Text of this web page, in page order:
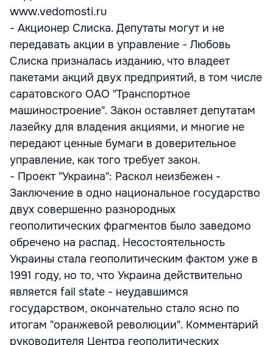
www.vedomosti.ru
- Акционер Слиска. Депутаты могут и не
передавать акции в управление - Любовь
Слиска призналась изданию, что владеет
пакетами акций двух предприятий, в том числе
саратовского ОАО "Транспортное
машиностроение". Закон оставляет депутатам
лазейку для владения акциями, и многие не
передают ценные бумаги в доверительное
управление, как того требует закон.
- Проект "Украина": Раскол неизбежен -
Заключение в одно национальное государство
двух совершенно разнородных
геополитических фрагментов было заведомо
обречено на распад. Несостоятельность
Украины стала геополитическим фактом уже в
1991 году, но то, что Украина действительно
является fail state - неудавшимся
государством, окончательно стало ясно по
итогам "оранжевой революции". Комментарий
руководителя Центра геополитических